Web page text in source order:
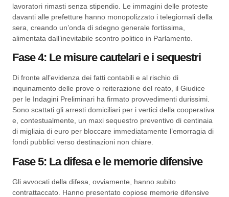
lavoratori rimasti senza stipendio. Le immagini delle proteste
davanti alle prefetture hanno monopolizzato i telegiornali della
sera, creando un’onda di sdegno generale fortissima,
alimentata dall’inevitabile scontro politico in Parlamento.
Fase 4: Le misure cautelari e i sequestri
Di fronte all’evidenza dei fatti contabili e al rischio di
inquinamento delle prove o reiterazione del reato, il Giudice
per le Indagini Preliminari ha firmato provvedimenti durissimi.
Sono scattati gli arresti domiciliari per i vertici della cooperativa
e, contestualmente, un maxi sequestro preventivo di centinaia
di migliaia di euro per bloccare immediatamente l’emorragia di
fondi pubblici verso destinazioni non chiare.
Fase 5: La difesa e le memorie difensive
Gli avvocati della difesa, ovviamente, hanno subito
contrattaccato. Hanno presentato copiose memorie difensive